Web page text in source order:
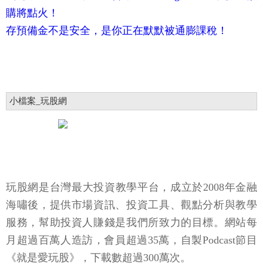
購將點火！
存預備金不是安全，是你正在默默被通膨課稅！
小檔案_玩股網
玩股網是台灣最大投資教學平台，成立於2008年金融
海嘯後，提供市場資訊、投資工具、觀點分析與教學
服務，幫助投資人賺錢是我們所致力的目標。網站每
月超過百萬人造訪，會員超過35萬，自製Podcast節目
《就是愛玩股》，下載數超過300萬次。